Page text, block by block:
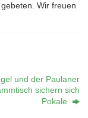
Wir freuen
und der Paulaner
sichern sich
Pokale